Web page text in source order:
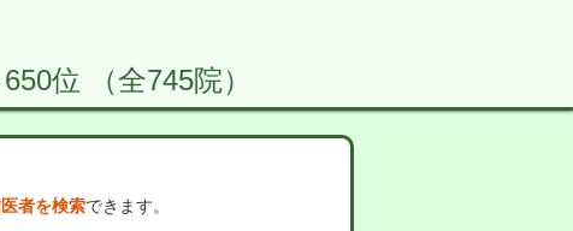
位 （全745院）
者を検索できます。